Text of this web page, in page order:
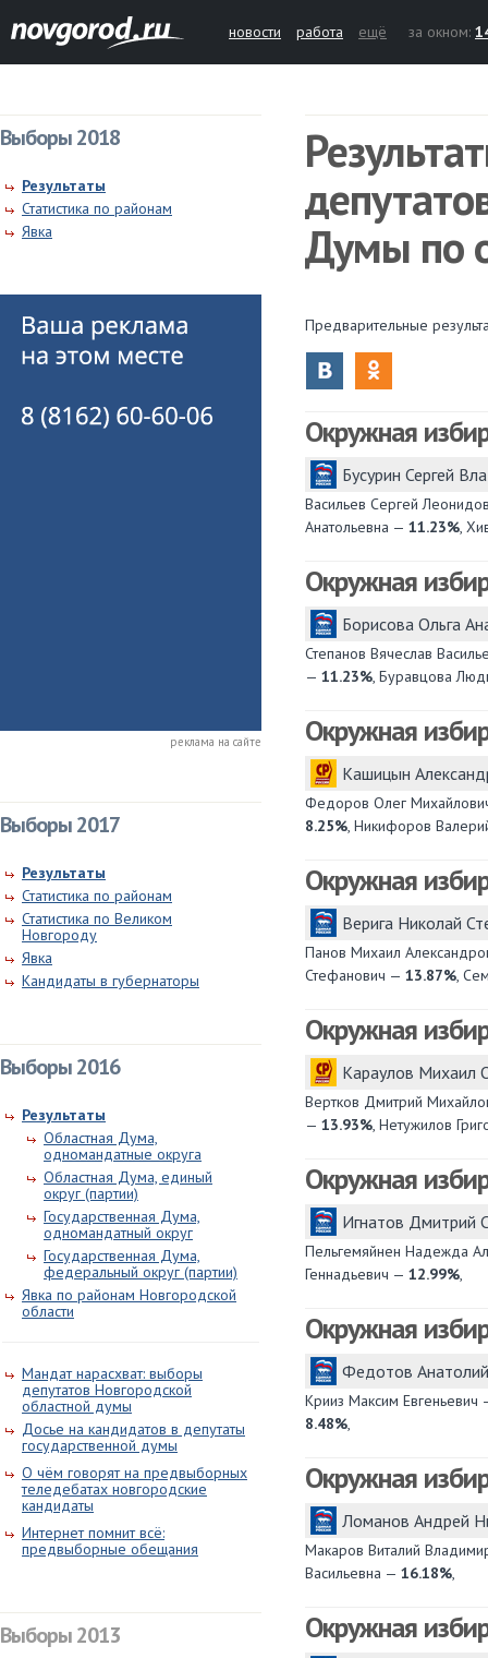
новости работа ещё за окном:
Выборы 2018
Результаты
Статистика по районам
Явка
реклама на сайте
Выборы 2017
Результаты
Статистика по районам
Статистика по Великом
Новгороду
Явка
Кандидаты в губернаторы
Выборы 2016
Результаты
Областная Дума,
одномандатные округа
Областная Дума, единый
округ (партии)
Государственная Дума,
одномандатный округ
Государственная Дума,
федеральный округ (партии)
Явка по районам Новгородской
области
Мандат нарасхват: выборы
депутатов Новгородской
областной думы
Досье на кандидатов в депутаты
государственной думы
О чём говорят на предвыборных
теледебатах новгородские
кандидаты
Интернет помнит всё:
предвыборные обещания
Выборы 2013
Думы по
Предварительные
Окружная
Бусурин Сергей
Васильев Сергей
Анатольевна — 11.23%,
Окружная
Борисова Ольга
Степанов Вячеслав
— 11.23%, Буравцова
Окружная
Кашицын
Федоров Олег
8.25%, Никифоров
Окружная
Верига Николай
Панов Михаил
Стефанович — 13.87%,
Окружная
Караулов Михаил
Вертков Дмитрий
— 13.93%, Нетужилов
Окружная
Игнатов Дмитрий
Пельгемяйнен Надежда
Геннадьевич — 12.99%,
Окружная
Федотов
Крииз Максим
8.48%,
Окружная
Ломанов Андрей
Макаров Виталий
Васильевна — 16.18%,
Окружная